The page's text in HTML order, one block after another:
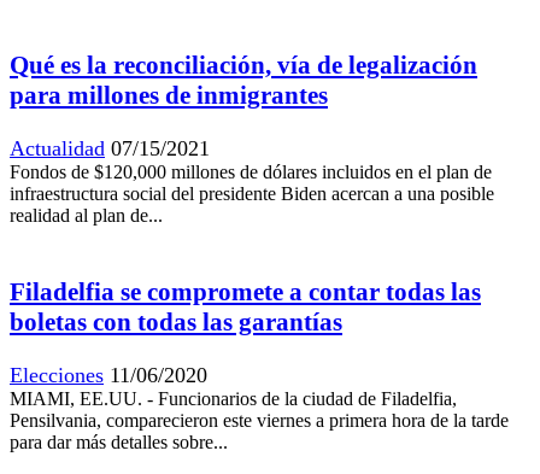
Qué es la reconciliación, vía de legalización
para millones de inmigrantes
Actualidad 07/15/2021
Fondos de $120,000 millones de dólares incluidos en el plan de
infraestructura social del presidente Biden acercan a una posible
realidad al plan de...
Filadelfia se compromete a contar todas las
boletas con todas las garantías
Elecciones 11/06/2020
MIAMI, EE.UU. - Funcionarios de la ciudad de Filadelfia,
Pensilvania, comparecieron este viernes a primera hora de la tarde
para dar más detalles sobre...